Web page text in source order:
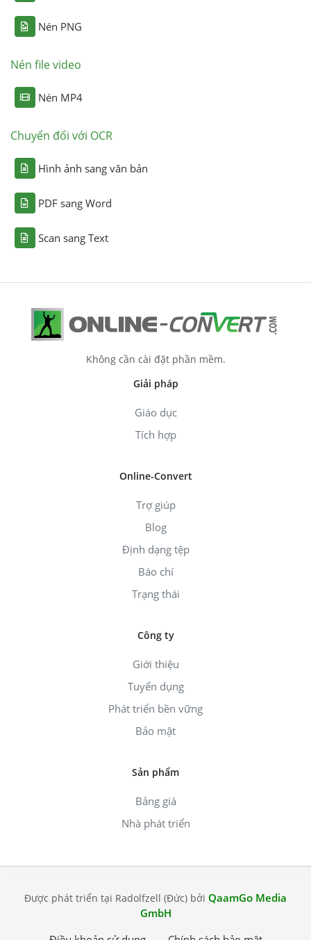
Nén PNG
Nén file video
Nén MP4
Chuyển đổi với OCR
Hình ảnh sang văn bản
PDF sang Word
Scan sang Text
Không cần cài đặt phần mềm.
Giải pháp
Giáo dục
Tích hợp
Online-Convert
Trợ giúp
Blog
Định dạng tệp
Báo chí
Trạng thái
Công ty
Giới thiệu
Tuyển dụng
Phát triển bền vững
Bảo mật
Sản phẩm
Bảng giá
Nhà phát triển
Được phát triển tại Radolfzell (Đức) bởi QaamGo Media
GmbH